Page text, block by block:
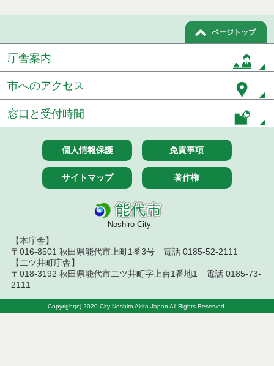
令和８年７月１７日執行 委託・賃貸借等入札結果
令和８年７月１7日執行 工事入札結果（条件付一般
競争入札）
令和８年７月１５日執行 委託・賃貸借等見積徴取
結果
７月１４日公告開始 建設工事（条件付一般競争入
７月１４日公告開始 建設コンサルタント等（条件
付一般競争入札）（電子入札）
札結果（条件付一般競争入札）
令和８年７月１０日執行 物品（応募型入札等）結
果
令和８年７月１０日執行 委託・賃貸借等入札結果
結果
ページトップ
庁舎案内
市へのアクセス
窓口と受付時間
個人情報保護 免責事項
サイトマップ 著作権
Noshiro City
【本庁舎】
〒016-8501 秋田県能代市上町1番3号 電話 0185-52-2111
【二ツ井町庁舎】
〒018-3192 秋田県能代市二ツ井町字上台1番地1 電話 0185-73-
2111
Copyright(c) 2020 City Noshiro Akita Japan All Rights Reserved.